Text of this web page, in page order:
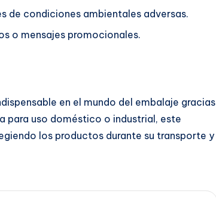
de condiciones ambientales adversas.
o mensajes promocionales.
en el mundo del embalaje gracias
para uso doméstico o industrial, este
los productos durante su transporte y